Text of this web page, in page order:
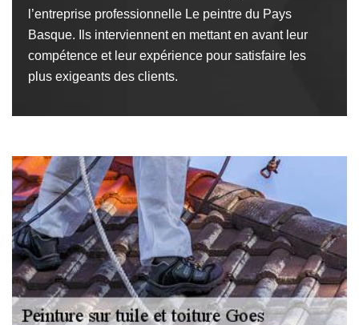
l’entreprise professionnelle Le peintre du Pays
Basque. Ils interviennent en mettant en avant leur
compétence et leur expérience pour satisfaire les
plus exigeants des clients.